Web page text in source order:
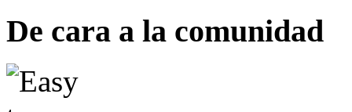
De cara a la comunidad